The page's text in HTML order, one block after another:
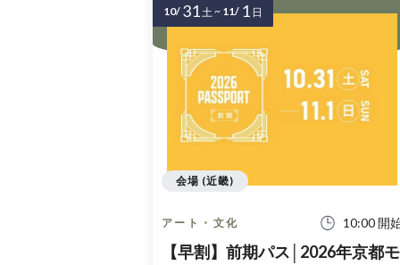
アート・文化 10:00 開
【早割】前期パス│2026年京都モ
会場 (近畿)
10/ 31土~ 11/ 1 日